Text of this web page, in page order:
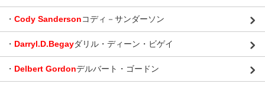
・ Cody Sandersonコディ－サンダーソン
・ Darryl.D.Begayダリル・ディーン・ビゲイ
・ Delbert Gordonデルバート・ゴードン